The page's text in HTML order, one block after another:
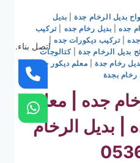
بديل الرخام جدة| بديل
جده| بديل رخام جده |تركيب
|تركيب ديكورات جده|
بديل الرخام جدة |كتالوجات
رخام جدة معلم ديكور جده|
رخام بجدة
جده | معلم
| بديل الرخام
اتصل بناء.